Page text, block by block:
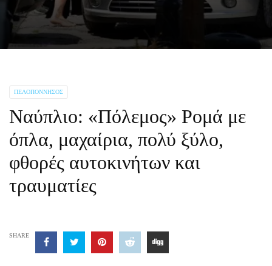
ΠΕΛΟΠΌΝΝΗΣΟΣ
Ναύπλιο: «Πόλεμος» Ρομά με
όπλα, μαχαίρια, πολύ ξύλο,
φθορές αυτοκινήτων και
τραυματίες
SHARE